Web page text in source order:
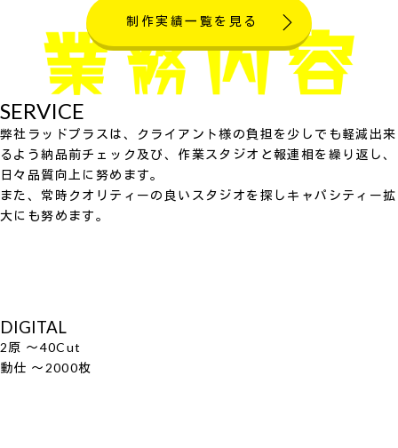
制作実績一覧を見る
SERVICE
弊社ラッドプラスは、クライアント様の負担を少しでも軽減出来
るよう納品前チェック及び、作業スタジオと報連相を繰り返し、
日々品質向上に努めます。
また、常時クオリティーの良いスタジオを探しキャパシティー拡
大にも努めます。
DIGITAL
2原 ～40Cut
動仕 ～2000枚